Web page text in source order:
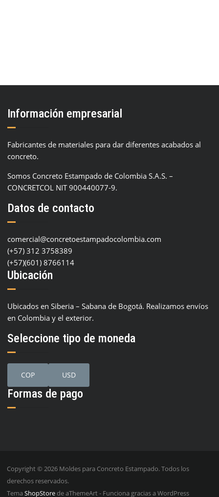
Información empresarial
Fabricantes de materiales para dar diferentes acabados al
concreto.
Somos Concreto Estampado de Colombia S.A.S. –
CONCRETCOL NIT 900440077-9.
Datos de contacto
comercial@concretoestampadocolombia.com
(+57) 312 3758389
(+57)(601) 8766114
Ubicación
Ubicados en Siberia – Sabana de Bogotá. Realizamos envíos
en Colombia y el exterior.
Seleccione tipo de moneda
COP USD
Formas de pago
Copyright © 2026 Moldes para Concreto Estampado. Todos los
derechos reservados.
Tema ShopStorede aThemeArt - Funciona gracias a WordPress